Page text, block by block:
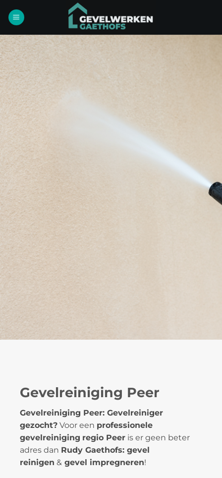
naar
Gevelreiniging Peer
Gevelreiniging Peer: Gevelreiniger
gezocht? Voor een professionele
gevelreiniging regio Peer is er geen beter
adres dan Rudy Gaethofs: gevel
reinigen & gevel impregneren!